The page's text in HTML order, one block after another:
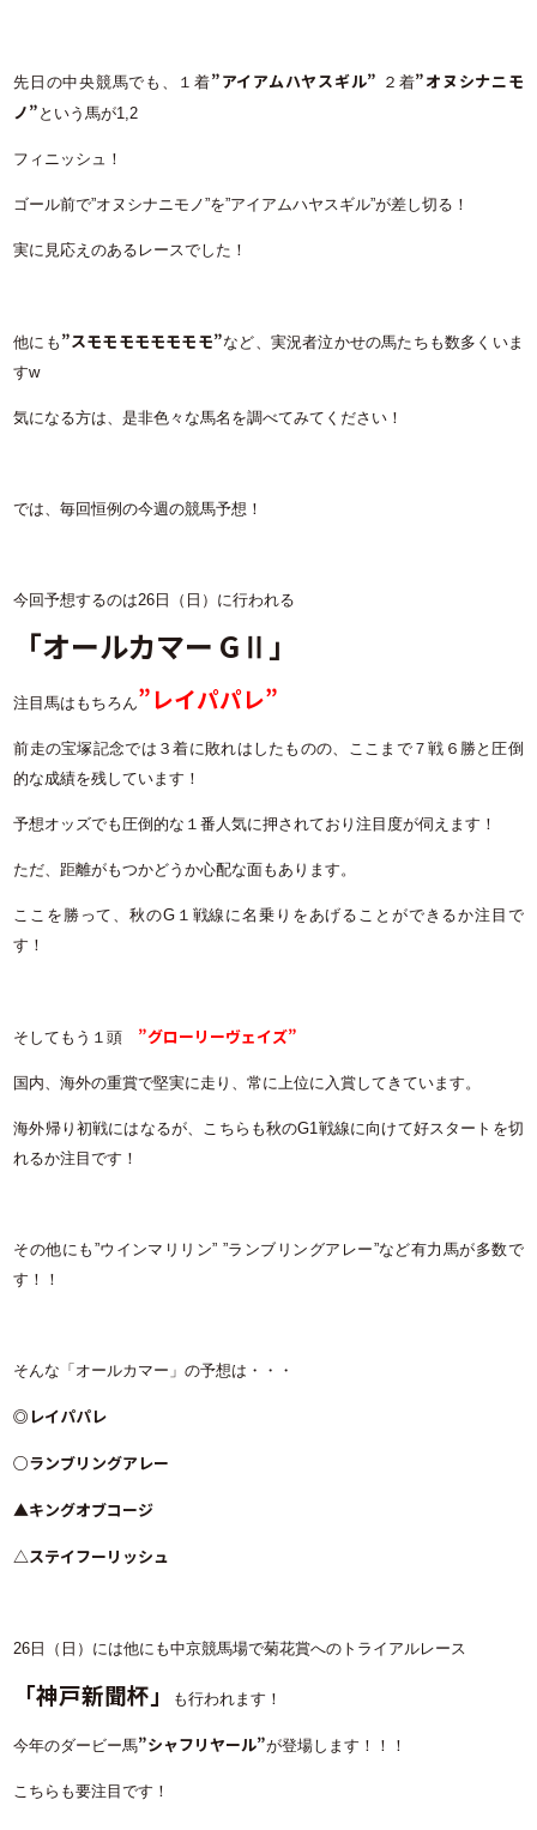
先日の中央競馬でも、１着”アイアムハヤスギル” ２着”オヌシナニモ
ノ” という馬が1,2
フィニッシュ！
ゴール前で”オヌシナニモノ”を”アイアムハヤスギル”が差し切る！
実に見応えのあるレースでした！
他にも ”スモモモモモモモモ”など、実況者泣かせの馬たちも数多くいま
すw
気になる方は、是非色々な馬名を調べてみてください！
では、毎回恒例の今週の競馬予想！
今回予想するのは26日（日）に行われる
「オールカマー GⅡ」
注目馬はもちろん”レイパパレ”
前走の宝塚記念では３着に敗れはしたものの、ここまで７戦６勝と圧倒
的な成績を残しています！
予想オッズでも圧倒的な１番人気に押されており注目度が伺えます！
ただ、距離がもつかどうか心配な面もあります。
ここを勝って、秋のG１戦線に名乗りをあげることができるか注目で
す！
そしてもう１頭 ”グローリーヴェイズ”
国内、海外の重賞で堅実に走り、常に上位に入賞してきています。
海外帰り初戦にはなるが、こちらも秋のG1戦線に向けて好スタートを切
れるか注目です！
その他にも”ウインマリリン” ”ランブリングアレー”など有力馬が多数で
す！！
そんな「オールカマー」の予想は・・・
◎レイパパレ
○ランブリングアレー
▲キングオブコージ
△ステイフーリッシュ
26日（日）には他にも中京競馬場で菊花賞へのトライアルレース
「神戸新聞杯」 も行われます！
今年のダービー馬”シャフリヤール”が登場します！！！
こちらも要注目です！